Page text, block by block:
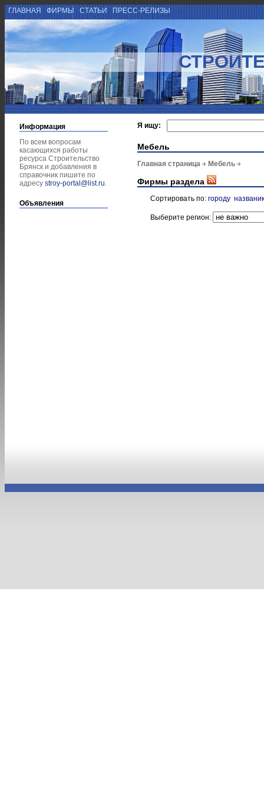
ГЛАВНАЯ ФИРМЫ СТАТЬИ ПРЕСС-РЕЛИЗЫ
Информация
По всем вопросам
касающихся работы
ресурса Строительство
Брянск и добавления в
справочник пишите по
адресу stroy-portal@list.ru.
Объявления
Я ищу:
Мебель
Главная страница Мебель
Фирмы раздела
Сортировать по: городу
Выберите регион: